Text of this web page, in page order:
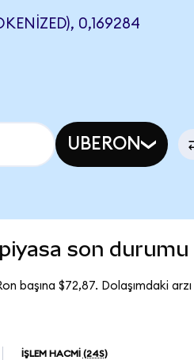
0,169284
UBERON
son durumu
başına $72,87. Dolaşımdaki
İŞLEM HACMI (24S)